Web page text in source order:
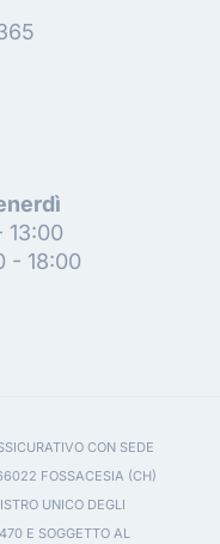
13:00
- 18:00
CON SEDE
FOSSACESIA (CH)
UNICO DEGLI
E SOGGETTO AL